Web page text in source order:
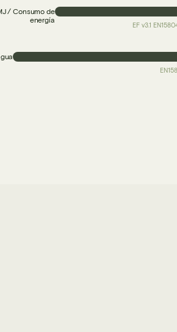
/ Consumo de
energía
EF v3.1